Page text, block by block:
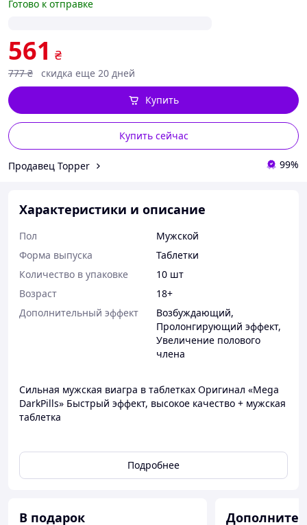
Готово к отправке
561 ₴
777 ₴ скидка еще 20 дней
Купить сейчас
Купить
Продавец Topper 99%
Характеристики и описание
Пол
Мужской
Форма выпуска
Таблетки
Количество в упаковке
10 шт
Возраст
18+
Дополнительный эффект
Возбуждающий,
Пролонгирующий эффект,
Увеличение полового
члена
Сильная мужская виагра в таблетках Оригинал «Mega
DarkPills» Быстрый эффект, высокое качество + мужская
таблетка
Плюс приятный ПОДАРОК: МУЖСКОЙ или ЖЕНСКИЙ
возбудитель на пробу. Уточняйте во время
Подробнее
В подарок